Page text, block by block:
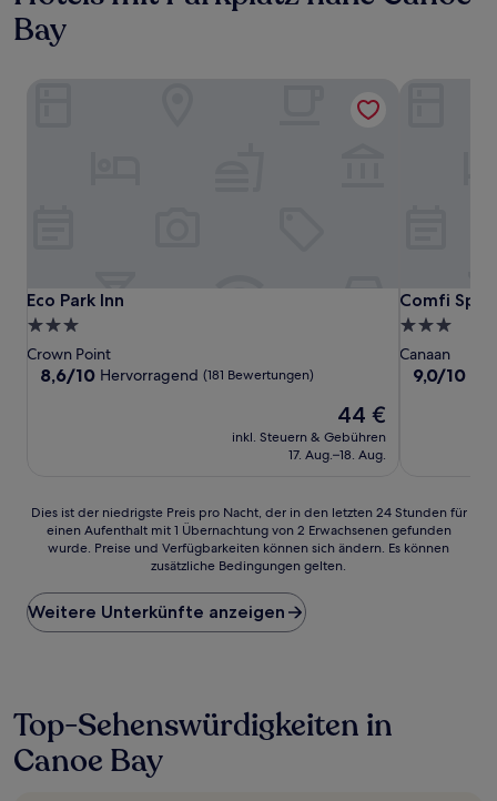
Bay
Eco Park Inn
Eco Park Inn
3.0-
Sterne-
Unterkunft
Crown Point
8.6
8,6/10 Hervorragend (181 Bewertungen)
Der
Preis
beträgt
44 €
inkl. Steuern & Gebühren
17. Aug.–18. Aug.
Comfi
Comfi
3.0-
Sterne-
Unterkunft
Canaan
9.0
9,0/10
Dies
der
Preis
pro
Nacht,
letzten
24 Stunden
für
einen
Dies ist der niedrigste Preis pro Nacht, der in den letzten 24 Stunden für
einen Aufenthalt mit 1 Übernachtung von 2 Erwachsenen gefunden
wurde. Preise und Verfügbarkeiten können sich ändern. Es können
zusätzliche Bedingungen gelten.
Weitere Unterkünfte anzeigen
Top-Sehenswürdigkeiten in
Canoe Bay